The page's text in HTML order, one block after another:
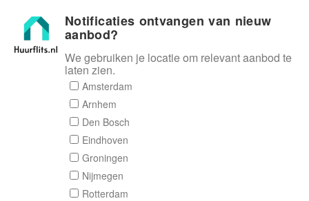
Huurflits
Reactieformulier
Huurflits
Verstuur je bericht
Notificaties ontvangen van nieuw
aanbod?
We gebruiken je locatie om relevant aanbod te
laten zien.
Amsterdam
Arnhem
Den Bosch
Eindhoven
Groningen
Nijmegen
Rotterdam